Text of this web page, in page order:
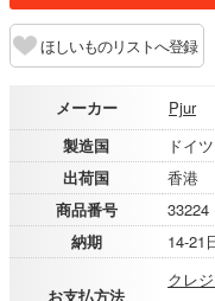
ほしいものリストへ登録
メーカー
Pjur
製造国
ドイツ
出荷国
香港
商品番号
33224
納期
14-21
お支払方法
クレ